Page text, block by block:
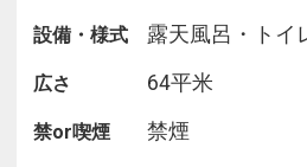
予約時期によっては、お品書
がございます。)
ご夕食は、館内のお食事処で
設備・様式 露天風呂・トイ
広さ 64平米
禁or喫煙 禁煙